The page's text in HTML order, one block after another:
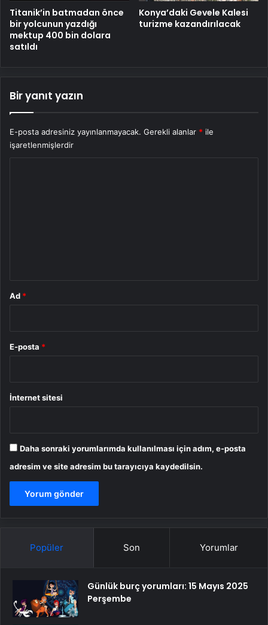
Titanik’in batmadan önce
bir yolcunun yazdığı
mektup 400 bin dolara
satıldı
Konya’daki Gevele Kalesi
turizme kazandırılacak
Bir yanıt yazın
E-posta adresiniz yayınlanmayacak. Gerekli alanlar * ile
işaretlenmişlerdir
Ad *
E-posta *
İnternet sitesi
Daha sonraki yorumlarımda kullanılması için adım, e-posta
adresim ve site adresim bu tarayıcıya kaydedilsin.
Popüler Son Yorumlar
Günlük burç yorumları: 15 Mayıs 2025
Perşembe